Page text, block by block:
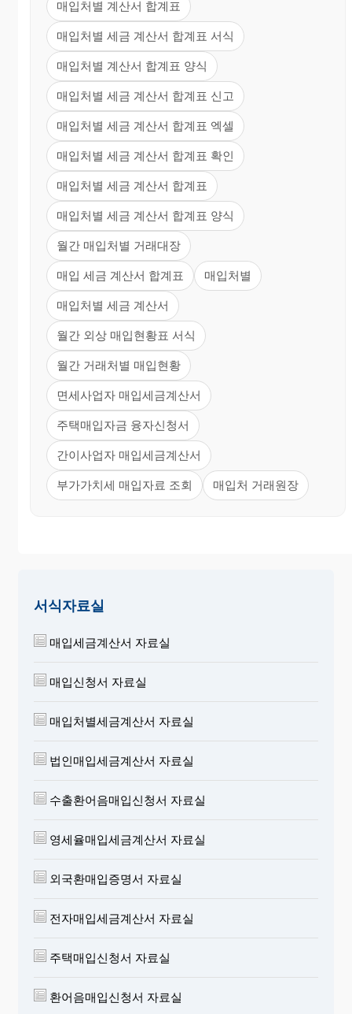
매입처별 계산서 합계표
매입처별 세금 계산서 합계표 서식
매입처별 계산서 합계표 양식
매입처별 세금 계산서 합계표 신고
매입처별 세금 계산서 합계표 엑셀
매입처별 세금 계산서 합계표 확인
매입처별 세금 계산서 합계표
매입처별 세금 계산서 합계표 양식
월간 매입처별 거래대장
매입 세금 계산서 합계표 매입처별
매입처별 세금 계산서
월간 외상 매입현황표 서식
월간 거래처별 매입현황
면세사업자 매입세금계산서
주택매입자금 융자신청서
간이사업자 매입세금계산서
부가가치세 매입자료 조회 매입처 거래원장
서식자료실
매입세금계산서 자료실
매입신청서 자료실
매입처별세금계산서 자료실
법인매입세금계산서 자료실
수출환어음매입신청서 자료실
영세율매입세금계산서 자료실
외국환매입증명서 자료실
전자매입세금계산서 자료실
주택매입신청서 자료실
환어음매입신청서 자료실